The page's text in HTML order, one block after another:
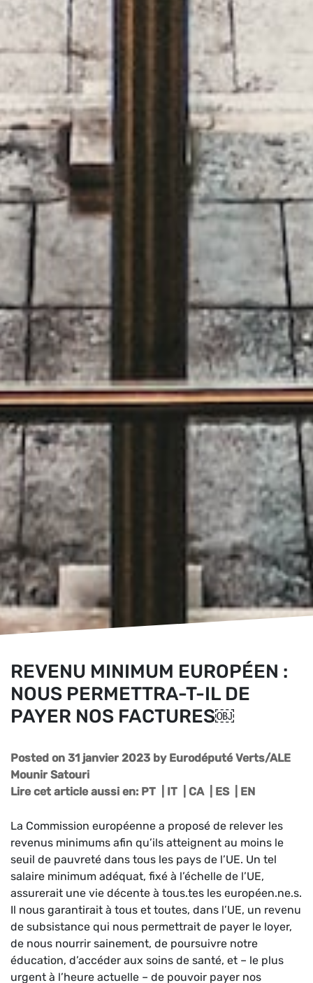
REVENU MINIMUM EUROPÉEN :
NOUS PERMETTRA-T-IL DE
PAYER NOS FACTURES￼
Posted on 31 janvier 2023 by Eurodéputé Verts/ALE
Mounir Satouri
Lire cet article aussi en: PT IT CA| ES| EN
La Commission européenne a proposé de relever les
revenus minimums afin qu’ils atteignent au moins le
seuil de pauvreté dans tous les pays de l’UE. Un tel
salaire minimum adéquat, fixé à l’échelle de l’UE,
assurerait une vie décente à tous.tes les européen.ne.s.
Il nous garantirait à tous et toutes, dans l’UE, un revenu
de subsistance qui nous permettrait de payer le loyer,
de nous nourrir sainement, de poursuivre notre
éducation, d’accéder aux soins de santé, et – le plus
urgent à l’heure actuelle – de pouvoir payer nos